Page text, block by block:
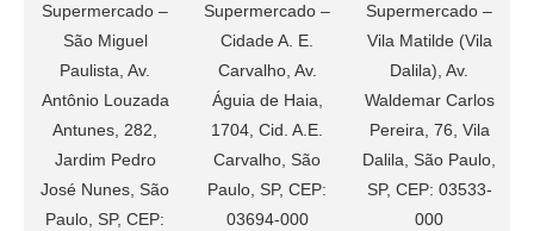
Supermercado –
São Miguel
Paulista, Av.
Antônio Louzada
Antunes, 282,
Jardim Pedro
José Nunes, São
Paulo, SP, CEP:
Supermercado –
Cidade A. E.
Carvalho, Av.
Águia de Haia,
1704, Cid. A.E.
Carvalho, São
Paulo, SP, CEP:
03694-000
Supermercado –
Vila Matilde (Vila
Dalila), Av.
Waldemar Carlos
Pereira, 76, Vila
Dalila, São Paulo,
SP, CEP: 03533-
000